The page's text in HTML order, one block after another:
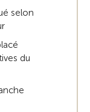
selon
du